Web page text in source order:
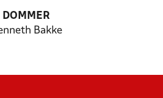
DOMMER
Bakke